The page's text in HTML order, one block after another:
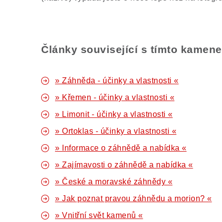
Články související s tímto
» Záhněda - účinky a vlastnosti «
» Křemen - účinky a vlastnosti «
» Limonit - účinky a vlastnosti «
» Ortoklas - účinky a vlastnosti «
» Informace o záhnědě a nabídka «
» Zajímavosti o záhnědě a nabídka «
» České a moravské záhnědy «
» Jak poznat pravou záhnědu a morion? «
» Vnitřní svět kamenů «